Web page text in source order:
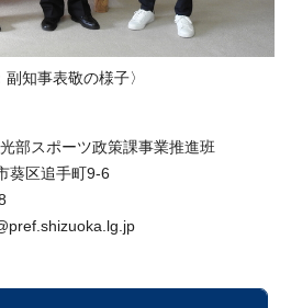
副知事表敬の様子〉
部スポーツ政策課事業推進班
葵区追手町9-6